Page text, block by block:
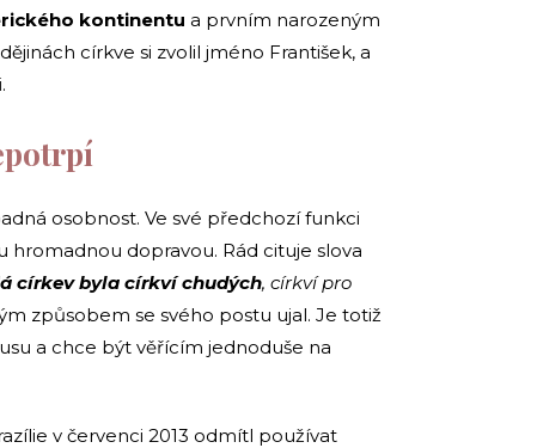
kontinentu a prvním narozeným
církve si zvolil jméno František, a
osobnost. Ve své předchozí funkci
hromadnou dopravou. Rád cituje slova
církev byla církví chudých, církví pro
způsobem se svého postu ujal. Je totiž
a chce být věřícím jednoduše na
v červenci 2013 odmítl používat